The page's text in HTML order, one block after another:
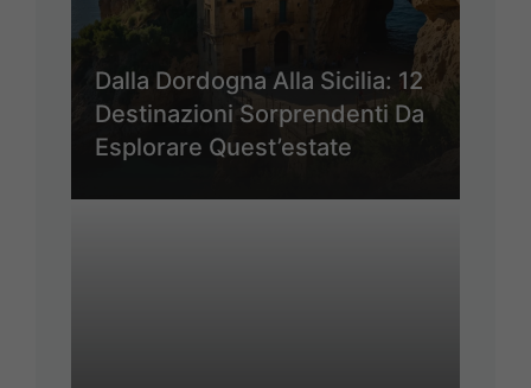
Dalla Dordogna Alla Sicilia: 12
Destinazioni Sorprendenti Da
Esplorare Quest’estate